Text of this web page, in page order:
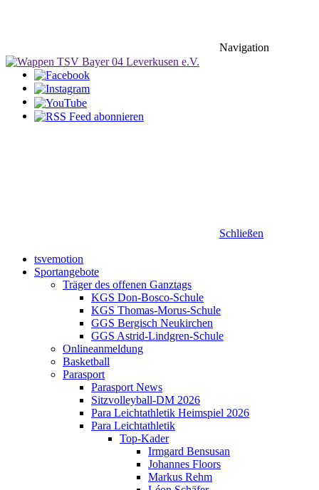
Navigation
Schließen
tsvemotion
Sportangebote
Träger des offenen Ganztags
KGS Don-Bosco-Schule
KGS Thomas-Morus-Schule
GGS Bergisch Neukirchen
GGS Astrid-Lindgren-Schule
Onlineanmeldung
Basketball
Parasport
Parasport News
Sitzvolleyball-DM 2026
Para Leichtathletik Heimspiel 2026
Para Leichtathletik
Top-Kader
Irmgard Bensusan
Johannes Floors
Markus Rehm